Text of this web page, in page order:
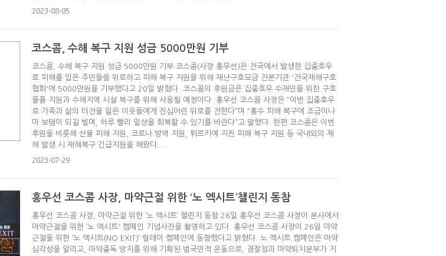
2023-08-05
코스콤, 수해 복구 지원 성금 5000만원 기부
코스콤, 수해 복구 지원 성금 5000만원 기부 코스콤(사장 홍우선)은 전국에서 발생한 집중호우
로 피해를 입은 주민들을 위로하고 피해 복구 지원을 위해 재난구호모금 전문기관 '전국재해구호
협회'에 5000만원을 기부했다고 20일 밝혔다. 코스콤의 후원금은 집중호우 수재민을 위한 구호
물품 지원과 수해지역 시설 복구를 위해 사용될 예정이다. 홍우선 코스콤 사장은 “이번 집중호우
로 가족과 삶의 터전을 잃은 이웃들에게 진심어린 위로를 전한다”며 “홍수 피해 복구에 조금이나
마 보탬이 되길 빌며, 하루 빨리 일상을 회복할 수 있기를 바란다”고 말했다. 한편 코스콤은 이번
후원을 비롯해 산불 피해 지원, 코로나 방역 지원, 튀르키예 지진 피해 복구 지원 등 국내외의 재
해 발생 시 재해복구 긴급지원을 해왔다....
2023-07-29
홍우선 코스콤 사장, 마약근절 위한 ‘노 엑시트’챌린지 동참
홍우선 코스콤 사장, 마약근절 위한 ‘노 엑시트’ 챌린지 동참 26일 홍우선 코스콤 사장이 본사에서
마약근절을 위한 ‘노 엑시트' 캠페인 기념사진을 촬영하고 있다. 홍우선 코스콤 사장이 26일 마약
근절을 위한 ‘노 엑시트(NO EXIT)’ 릴레이 캠페인에 동참했다고 밝혔다. 노 엑시트 캠페인은 마약
심각성을 알리고, 마약중독 방지를 위해 기획된 범국민적 운동으로, 경찰청과 마약퇴치본부가 지